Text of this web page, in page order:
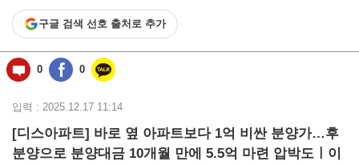
구글 검색 선호 출처로 추가
0 0
입력 : 2025.12.17 11:14
[디스아파트] 바로 옆 아파트보다 1억 비싼 분양가…후
분양으로 분양대금 10개월 만에 5.5억 마련 압박도ㅣ이